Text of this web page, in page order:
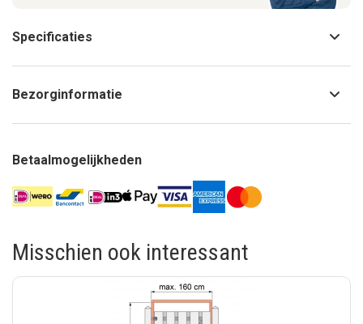
Specificaties
Bezorginformatie
Betaalmogelijkheden
Misschien ook interessant